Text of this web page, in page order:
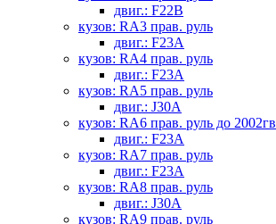
двиг.: F22B
кузов: RA3 прав. руль
двиг.: F23A
кузов: RA4 прав. руль
двиг.: F23A
кузов: RA5 прав. руль
двиг.: J30A
кузов: RA6 прав. руль до 2002гв
двиг.: F23A
кузов: RA7 прав. руль
двиг.: F23A
кузов: RA8 прав. руль
двиг.: J30A
кузов: RA9 прав. руль